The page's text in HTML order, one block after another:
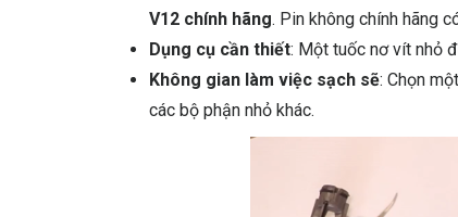
V12 chính hãng. Pin không chính hãng
Dụng cụ cần thiết: Một tuốc nơ vít nhỏ
Không gian làm việc sạch sẽ: Chọn
các bộ phận nhỏ khác.